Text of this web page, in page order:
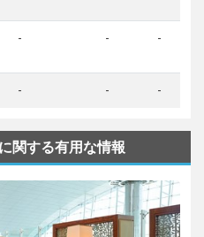
- - -
- - -
関する有用な情報